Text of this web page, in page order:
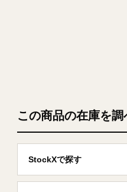
この商品の在庫を調
StockXで探す